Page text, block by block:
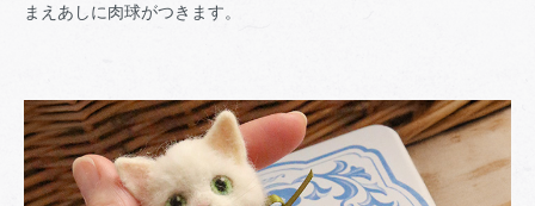
まえあしに肉球がつきます。